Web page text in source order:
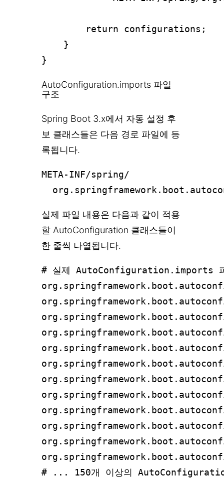
        return configurations;
    }
AutoConfiguration.imports 파일
구조
Spring Boot 3.x에서 자동 설정 후
보 클래스들은 다음 경로 파일에 등
록됩니다.
META-INF/spring/
실제 파일 내용은 다음과 같이 적용
할 AutoConfiguration 클래스들이
한 줄씩 나열됩니다.
# 실제 AutoConfiguration.imports